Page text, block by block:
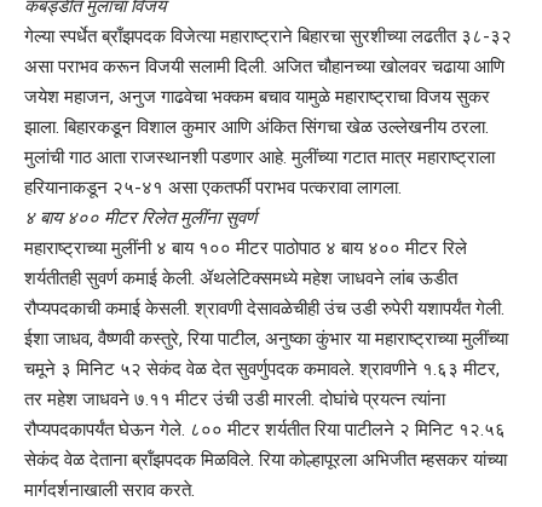
कबड्डीत मुलांचा विजय
गेल्या स्पर्धेत ब्राँझपदक विजेत्या महाराष्ट्राने बिहारचा सुरशीच्या लढतीत ३८-३२
असा पराभव करून विजयी सलामी दिली. अजित चौहानच्या खोलवर चढाया आणि
जयेश महाजन, अनुज गाढवेचा भक्कम बचाव यामुळे महाराष्ट्राचा विजय सुकर
झाला. बिहारकडून विशाल कुमार आणि अंकित सिंगचा खेळ उल्लेखनीय ठरला.
मुलांची गाठ आता राजस्थानशी पडणार आहे. मुलींच्या गटात मात्र महाराष्ट्राला
हरियानाकडून २५-४१ असा एकतर्फी पराभव पत्करावा लागला.
४ बाय ४०० मीटर रिलेत मुलींना सुवर्ण
महाराष्ट्राच्या मुलींनी ४ बाय १०० मीटर पाठोपाठ ४ बाय ४०० मीटर रिले
शर्यतीतही सुवर्ण कमाई केली. ॲथलेटिक्समध्ये महेश जाधवने लांब ऊडीत
रौप्यपदकाची कमाई केसली. श्रावणी देसावळेचीही उंच उडी रुपेरी यशापर्यंत गेली.
ईशा जाधव, वैष्णवी कस्तुरे, रिया पाटील, अनुष्का कुंभार या महाराष्ट्राच्या मुलींच्या
चमूने ३ मिनिट ५२ सेकंद वेळ देत सुवर्णुपदक कमावले. श्रावणीने १.६३ मीटर,
तर महेश जाधवने ७.११ मीटर उंची उडी मारली. दोघांचे प्रयत्न त्यांना
रौप्यपदकापर्यंत घेऊन गेले. ८०० मीटर शर्यतीत रिया पाटीलने २ मिनिट १२.५६
सेकंद वेळ देताना ब्रॉंझपदक मिळविले. रिया कोल्हापूरला अभिजीत म्हसकर यांच्या
मार्गदर्शनाखाली सराव करते.